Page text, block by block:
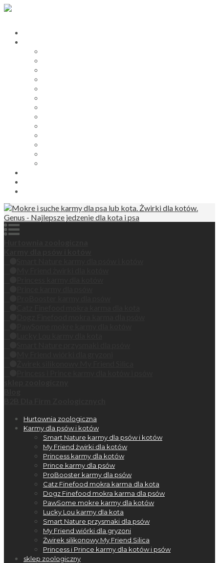
Hurtownia zoologiczna
Karmy dla psów i kotów
Smart Nature karmy dla psów i kotów
My Friend żwirki dla kotów
Princess karmy dla kotów
Prince karmy dla psów
ProBooster karmy dla psów
Catz Finefood mokra karma dla kota
Dogz Finefood mokra karma dla psów
PawSome mokre karmy dla kotów
Lucky Lou karmy dla kota
Smart Nature przysmaki dla psów
My Friend wiórki dla gryzoni
Żwirek silikonowy My Friend Silica
Princess i Prince karmy dla kotów i psów
sklep zoologiczny